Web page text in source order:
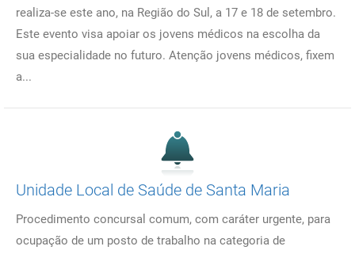
realiza-se este ano, na Região do Sul, a 17 e 18 de setembro.
Este evento visa apoiar os jovens médicos na escolha da
sua especialidade no futuro. Atenção jovens médicos, fixem
a...
Unidade Local de Saúde de Santa Maria
Procedimento concursal comum, com caráter urgente, para
ocupação de um posto de trabalho na categoria de